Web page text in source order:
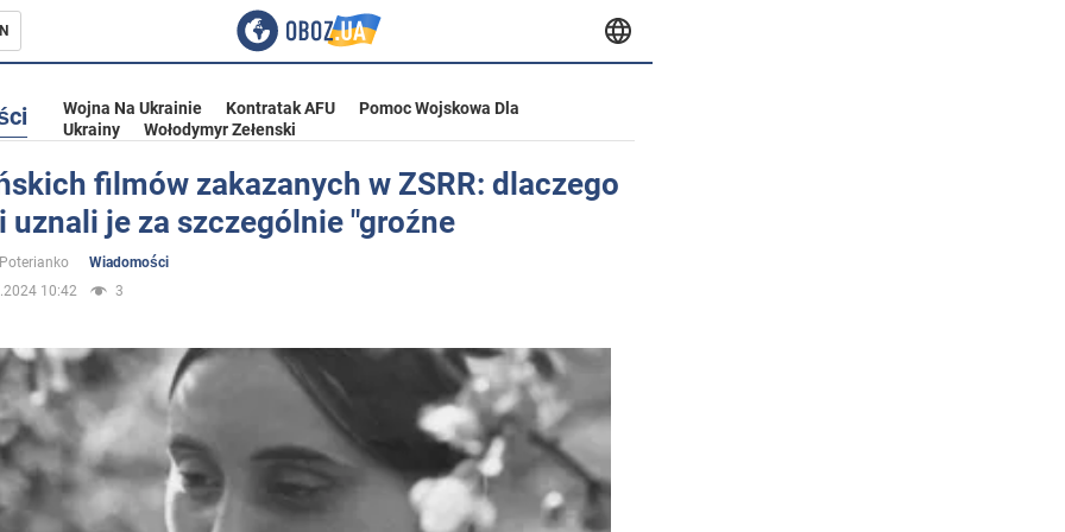
Ukrainie
Wojna Na Ukrainie Kontratak AFU
Pomoc Wojskowa Dla
Ukrainy
Wołodymyr Zełenski
filmów zakazanych w ZSRR: dlaczego
uznali je za szczególnie "groźne
Wiadomości
10:42
3